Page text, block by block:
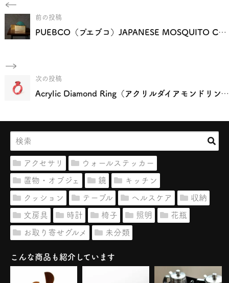
前の投稿
PUEBCO（プエブコ）JAPANESE MOSQUITO COIL HOLDER（ジャパニーズモスキートコイルホルダー）
次の投稿
Acrylic Diamond Ring（アクリルダイアモンドリング）
アクセサリ ウォールステッカー
置物・オブジェ 鏡 キッチン
クッション テーブル ヘルスケア 収納
文房具 時計 椅子 照明 花瓶
お取り寄せグルメ 未分類
こんな商品も紹介しています